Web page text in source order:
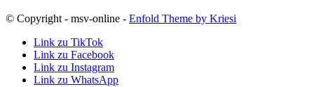
© Copyright - msv-online - Enfold Theme by Kriesi
Link zu TikTok
Link zu Facebook
Link zu Instagram
Link zu WhatsApp